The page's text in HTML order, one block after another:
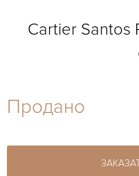
27-44
Cartier Santos
Продано